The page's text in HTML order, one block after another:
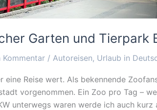
Garten und Tierpark
Kommentar / Autoreisen, Urlaub in
eine Reise wert. Als bekennende
vorgenommen. Ein Zoo pro Tag –
unterwegs waren werde ich auch